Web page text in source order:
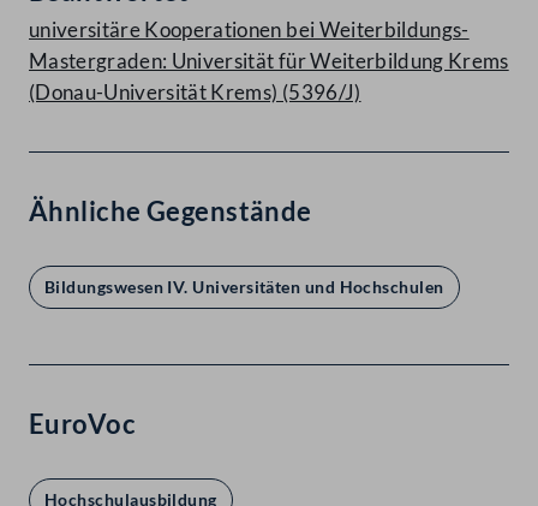
universitäre Kooperationen bei Weiterbildungs-
Mastergraden: Universität für Weiterbildung Krems
(Donau-Universität Krems) (5396/J)
Ähnliche Gegenstände
Bildungswesen IV. Universitäten und Hochschulen
EuroVoc
Hochschulausbildung